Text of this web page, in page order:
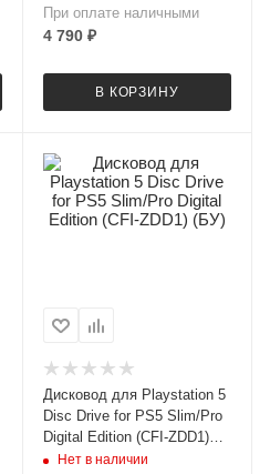
При оплате наличными
4 790₽
В КОРЗИНУ
Дисковод для Playstation 5
Disc Drive for PS5 Slim/Pro
Digital Edition (CFI-ZDD1)
(БУ)Нет в наличии